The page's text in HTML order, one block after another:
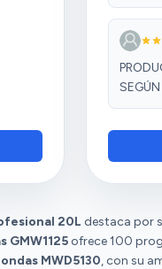
20L destaca por
GMW1125 ofrece 100
MWD5130, con su